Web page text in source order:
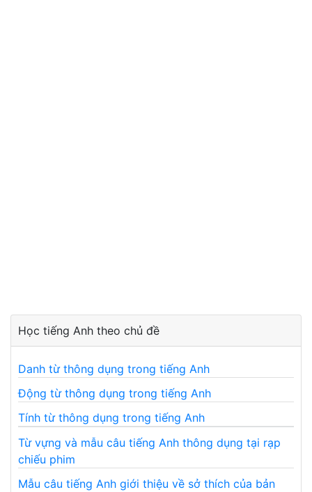
Học tiếng Anh theo chủ đề
Danh từ thông dụng trong tiếng Anh
Động từ thông dụng trong tiếng Anh
Tính từ thông dụng trong tiếng Anh
Từ vựng và mẫu câu tiếng Anh thông dụng tại rạp
chiếu phim
Mẫu câu tiếng Anh giới thiệu về sở thích của bản